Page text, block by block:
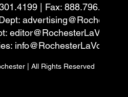
| Fax: 888.796.6292
info@RochesterLaVoz.com
| All Rights Reserved